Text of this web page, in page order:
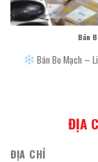
Bán
Bán Bo Mạch –
ĐỊA
ĐỊA CHỈ